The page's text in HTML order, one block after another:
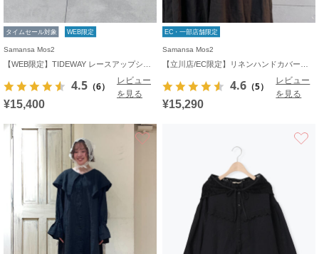
タイムセール対象 WEB限定
Samansa Mos2
4.5 （6）
レビュー
を見る
¥15,400
EC・一部店舗限定
Samansa Mos2
4.6 （5）
レビュー
を見る
¥15,290
お気に入り